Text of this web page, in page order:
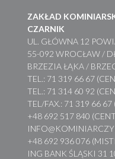
ZAKŁAD
CZARNIK
UL. GŁÓWNA 12
55-092 WROCŁAW /
BRZEZIA ŁĄKA /
TEL.: 71 319 66 67
TEL.: 71 314 60 92
TEL/FAX.: 71 319 66 67
+48 692 517 840
+48 692 936 076
ING BANK ŚLĄSKI 31